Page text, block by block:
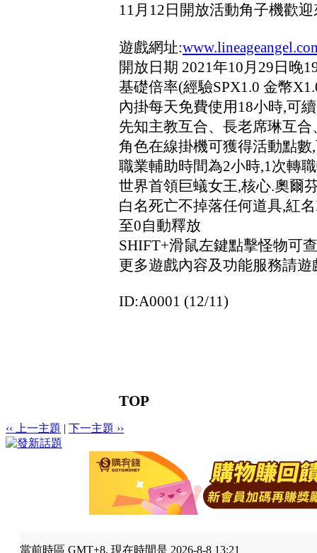
11月12日開放活動角子機歡
遊戲網址:
開放日期 2021年10月29日晚
基礎倍率(經驗SPX1.0 金幣
內掛每天免費使用18小時,可
先知主教互合、長老席琳互
角色在線掛機可獲得活動點
職業輔助時間為2小時,1次轉
世界首領巨蟻女王,核心.奧爾
白名死亡不掉落任何道具,紅
至0自動釋放
SHIFT+滑鼠左鍵點擊怪物可
更多遊戲內容及功能服務請遊
ID:A0001 (12/11)
TOP
‹‹ 上一主題 | 下一主題 ››
當前時區 GMT+8, 現在時間是 2026-8-8 13:21